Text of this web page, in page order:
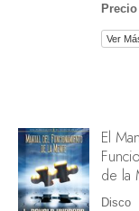
Ver
El
de la
Disco